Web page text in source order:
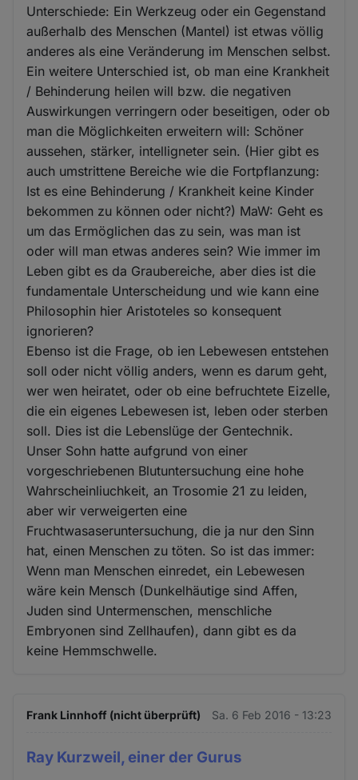
Unterschiede: Ein Werkzeug oder ein Gegenstand
außerhalb des Menschen (Mantel) ist etwas völlig
anderes als eine Veränderung im Menschen selbst.
Ein weitere Unterschied ist, ob man eine Krankheit
/ Behinderung heilen will bzw. die negativen
Auswirkungen verringern oder beseitigen, oder ob
man die Möglichkeiten erweitern will: Schöner
aussehen, stärker, intelligneter sein. (Hier gibt es
auch umstrittene Bereiche wie die Fortpflanzung:
Ist es eine Behinderung / Krankheit keine Kinder
bekommen zu können oder nicht?) MaW: Geht es
um das Ermöglichen das zu sein, was man ist
oder will man etwas anderes sein? Wie immer im
Leben gibt es da Graubereiche, aber dies ist die
fundamentale Unterscheidung und wie kann eine
Philosophin hier Aristoteles so konsequent
ignorieren?
Ebenso ist die Frage, ob ien Lebewesen entstehen
soll oder nicht völlig anders, wenn es darum geht,
wer wen heiratet, oder ob eine befruchtete Eizelle,
die ein eigenes Lebewesen ist, leben oder sterben
soll. Dies ist die Lebenslüge der Gentechnik.
Unser Sohn hatte aufgrund von einer
vorgeschriebenen Blutuntersuchung eine hohe
Wahrscheinliuchkeit, an Trosomie 21 zu leiden,
aber wir verweigerten eine
Fruchtwasaseruntersuchung, die ja nur den Sinn
hat, einen Menschen zu töten. So ist das immer:
Wenn man Menschen einredet, ein Lebewesen
wäre kein Mensch (Dunkelhäutige sind Affen,
Juden sind Untermenschen, menschliche
Embryonen sind Zellhaufen), dann gibt es da
keine Hemmschwelle.
Frank Linnhoff (nicht überprüft) Sa. 6 Feb 2016 - 13:23
Ray Kurzweil, einer der Gurus